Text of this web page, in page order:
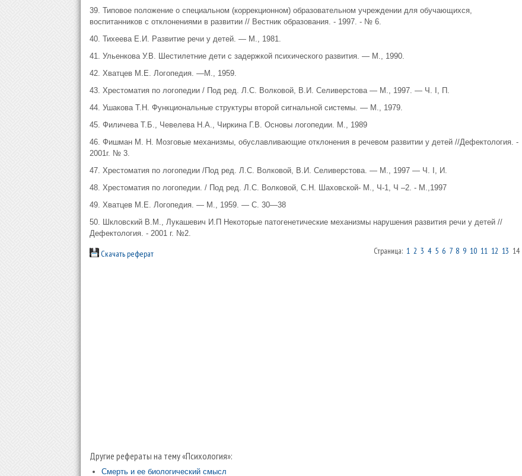
39. Типовое положение о специальном (коррекционном) образовательном учреждении для обучающихся,
воспитанников с отклонениями в развитии // Вестник образования. - 1997. - № 6.
40. Тихеева Е.И. Развитие речи у детей. — М., 1981.
41. Ульенкова У.В. Шестилетние дети с задержкой психического развития. — М., 1990.
42. Хватцев М.Е. Логопедия. —М., 1959.
43. Хрестоматия по логопедии / Под ред. Л.С. Волковой, В.И. Селиверстова — М., 1997. — Ч. I, П.
44. Ушакова Т.Н. Функциональные структуры второй сигнальной системы. — М., 1979.
45. Филичева Т.Б., Чевелева Н.А., Чиркина Г.В. Основы логопедии. М., 1989
46. Фишман М. Н. Мозговые механизмы, обуславливающие отклонения в речевом развитии у детей //Дефектология. -
2001г. № 3.
47. Хрестоматия по логопедии /Под ред. Л.С. Волковой, В.И. Селиверстова. — М., 1997 — Ч. I, И.
48. Хрестоматия по логопедии. / Под ред. Л.С. Волковой, С.Н. Шаховской- М., Ч-1, Ч –2. - М.,1997
49. Хватцев М.Е. Логопедия. — М., 1959. — С. 30—38
50. Шкловский В.М., Лукашевич И.П Некоторые патогенетические механизмы нарушения развития речи у детей //
Дефектология. - 2001 г. №2.
Скачать реферат Страница: 1 2 3 4 5 6 7 8 9 10 11 12 13 14
Другие рефераты на тему «Психология»:
Смерть и ее биологический смысл